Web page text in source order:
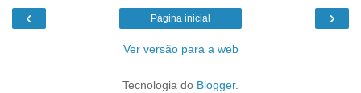
‹ ›
Página inicial
Ver versão para a web
Tecnologia do Blogger.